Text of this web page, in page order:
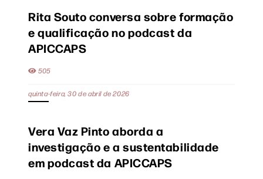
Rita Souto conversa sobre formação
e qualificação no podcast da
APICCAPS
505
quinta-feira, 30 de abril de 2026
Vera Vaz Pinto aborda a
investigação e a sustentabilidade
em podcast da APICCAPS